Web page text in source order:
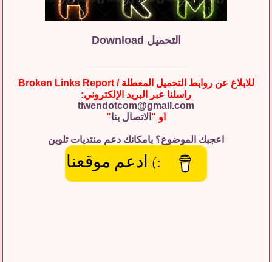
التحميل Download
للابلاغ عن روابط التحميل المعطلة / Broken Links Report
راسلنا عبر البريد الإلكتروني:
tlwendotcom@gmail.com
او " الاتصال بنا"
اعجبك الموضوع؟ بامكانك دعم منتديات تلوين
:) ادعم موقعنا